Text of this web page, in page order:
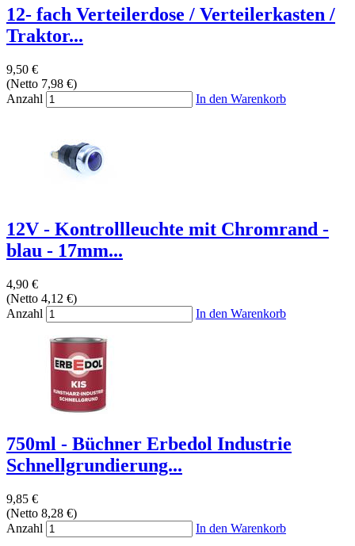
12- fach Verteilerdose / Verteilerkasten /
Traktor...
9,50 €
(Netto 7,98 €)
Anzahl
In den Warenkorb
12V - Kontrollleuchte mit Chromrand -
blau - 17mm...
4,90 €
(Netto 4,12 €)
Anzahl
In den Warenkorb
750ml - Büchner Erbedol Industrie
Schnellgrundierung...
9,85 €
(Netto 8,28 €)
Anzahl
In den Warenkorb